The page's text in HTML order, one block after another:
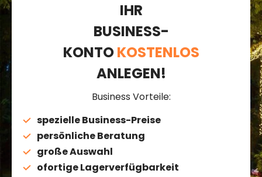
IHR
BUSINESS-
KONTOKOSTENLOS
ANLEGEN!
Business Vorteile:
spezielle Business-Preise
persönliche Beratung
große Auswahl
ofortige Lagerverfügbarkeit